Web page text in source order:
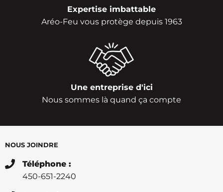
Expertise imbattable
Aréo-Feu vous protège depuis 1963
Une entreprise d'ici
Nous sommes là quand ça compte
NOUS JOINDRE
Téléphone :
450-651-2240